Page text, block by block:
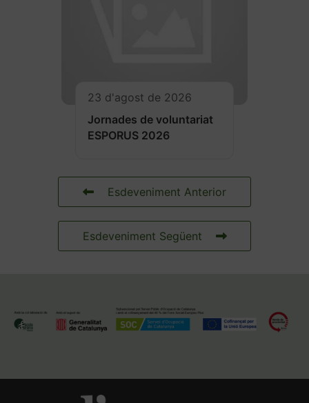
23 d'agost de 2026
Jornades de voluntariat
ESPORUS 2026
Esdeveniment Anterior
Esdeveniment Següent